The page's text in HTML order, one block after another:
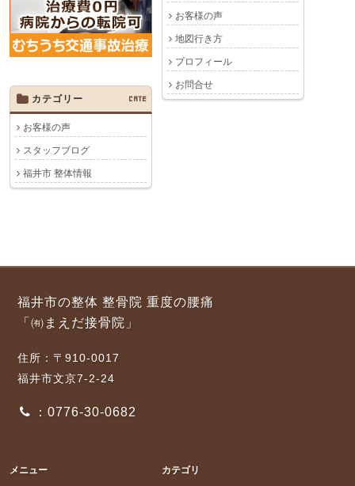
お客様の声
地図行き方
プロフィール
お問合せ
カテゴリー
CATE
お客様の声
スタッフブログ
福井市 整体情報
福井市の整体 整骨院 重度の腰痛
「㈲まえだ接骨院」
住所：〒910-0017
福井市文京7-2-24
：0776-30-0682
メニュー カテゴリ